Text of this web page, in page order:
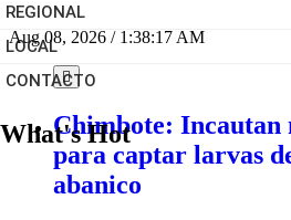
Aug 08, 2026 / 1:38:17 AM
Chimbote: Incautan
para captar larvas
abanico
REGIONAL
LOCAL
CONTACTO
What's Hot